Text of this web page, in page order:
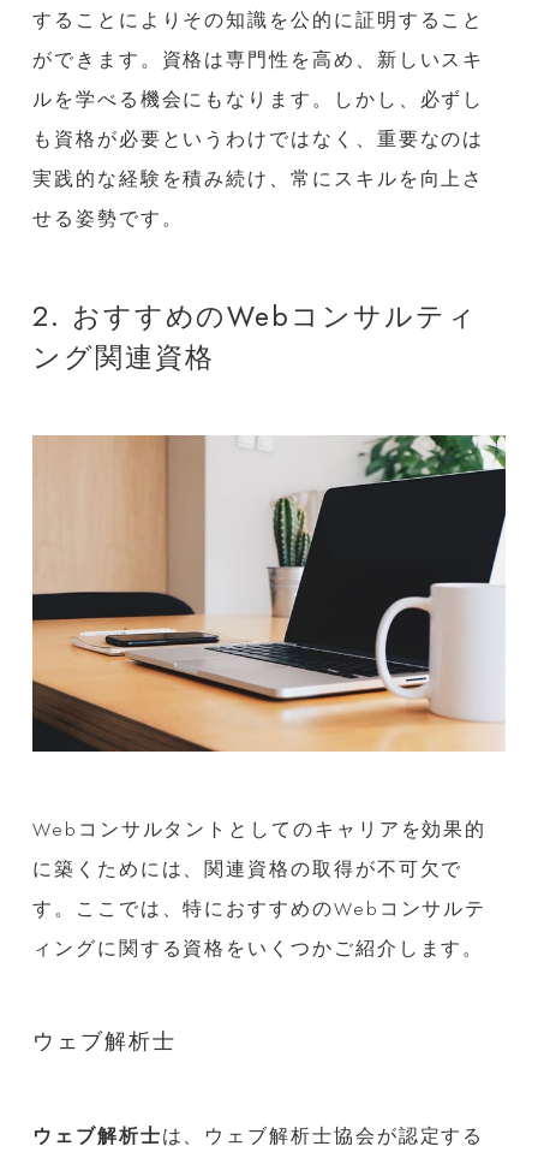
することによりその知識を公的に証明すること
ができます。資格は専門性を高め、新しいスキ
ルを学べる機会にもなります。しかし、必ずし
も資格が必要というわけではなく、重要なのは
実践的な経験を積み続け、常にスキルを向上さ
せる姿勢です。
2. おすすめのWebコンサルティ
ング関連資格
Webコンサルタントとしてのキャリアを効果的
に築くためには、関連資格の取得が不可欠で
す。ここでは、特におすすめのWebコンサルテ
ィングに関する資格をいくつかご紹介します。
ウェブ解析士
ウェブ解析士は、ウェブ解析士協会が認定する